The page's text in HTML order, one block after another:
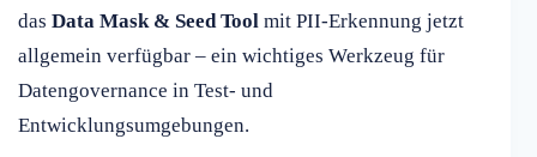
das Data Mask & Seed Tool mit PII-Erkennung jetzt
allgemein verfügbar – ein wichtiges Werkzeug für
Datengovernance in Test- und
Entwicklungsumgebungen.